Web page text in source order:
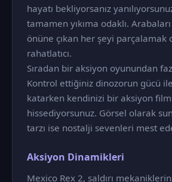
hayatı bekliyorsanız
tamamen yıkıma odaklı.
önüne çıkan her şeyi parçalamak
rahatlatıcı.
Sıradan bir aksiyon oyunundan
Kontrol ettiğiniz dinozorun gücü
katarken kendinizi bir aksiyon
hissediyorsunuz. Görsel olarak
tarzı ise nostalji sevenleri mest
Aksiyon Dinamikleri
Mexico Rex 2, saldırı